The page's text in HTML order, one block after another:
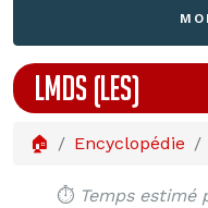
LMDS (LES)
🏠 Encyclopédie
⏱️ Temps